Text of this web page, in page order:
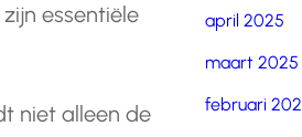
essentiële
niet alleen de
april 2025
maart 2025
februari